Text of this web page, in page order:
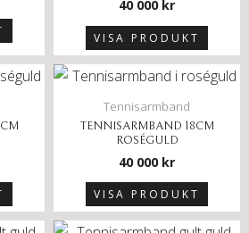
40 000 kr
VISA PRODUKT
Tennisarmband
TENNISARMBAND 18CM
ROSÉGULD
40 000 kr
VISA PRODUKT